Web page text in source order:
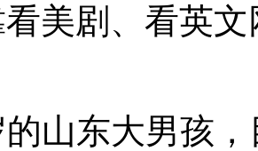
美剧、看英
的山东大男孩